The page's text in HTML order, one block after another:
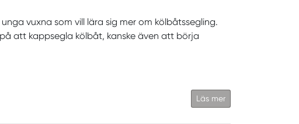
vuxna som vill lära sig mer om kölbåtssegling.
att kappsegla kölbåt, kanske även att börja
Läs mer